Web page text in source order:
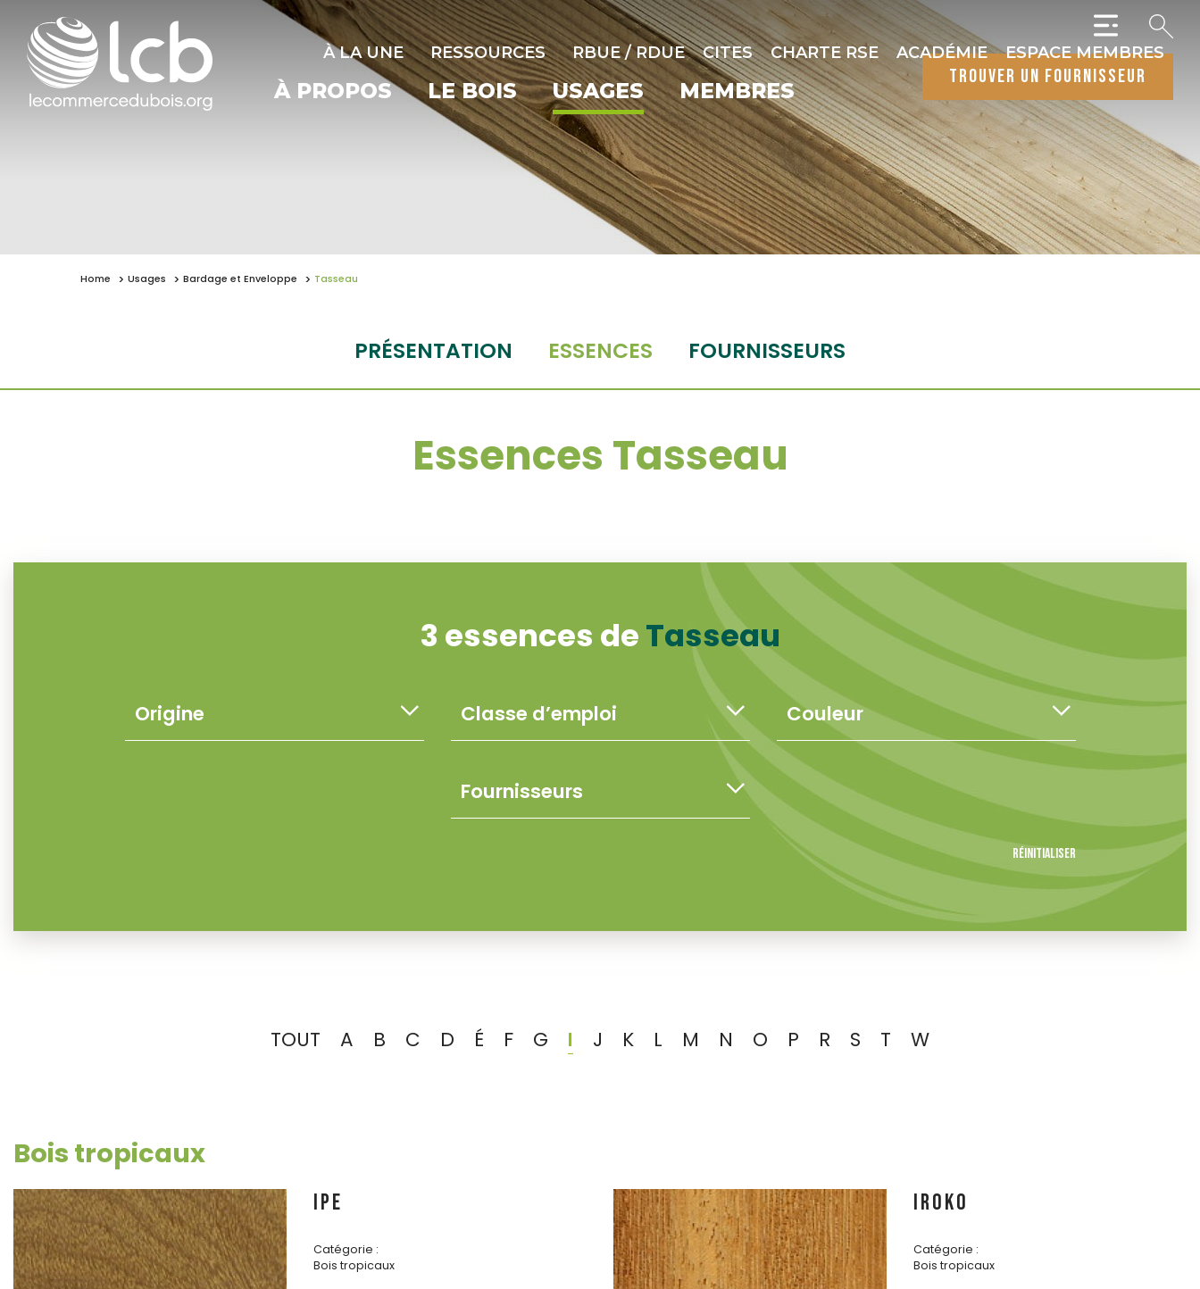
À LA UNE RESSOURCES RBUE / RDUE CITES CHARTE RSE ACADÉMIE ESPACE MEMBRES
À PROPOS LE BOIS USAGES MEMBRES
trouver un fournisseur
Home Usages Bardage et Enveloppe Tasseau
PRÉSENTATION ESSENCES FOURNISSEURS
Essences Tasseau
3 essences deTasseau
Réinitialiser
TOUT A B C D É F G I J K L M N O P R S T W
Bois tropicaux
IPE
Catégorie :
Bois tropicaux
IROKO
Catégorie :
Bois tropicaux